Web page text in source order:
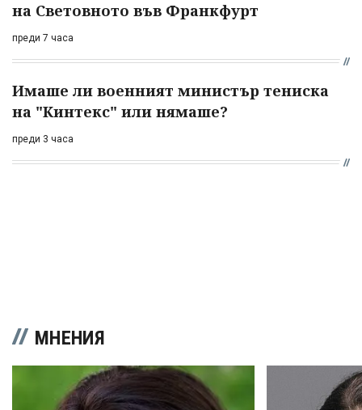
на Световното във Франкфурт
преди 7 часа
Имаше ли военният министър тениска
на "Кинтекс" или нямаше?
преди 3 часа
МНЕНИЯ